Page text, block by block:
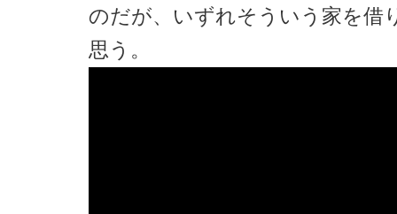
のだが、いずれそういう家を借
思う。